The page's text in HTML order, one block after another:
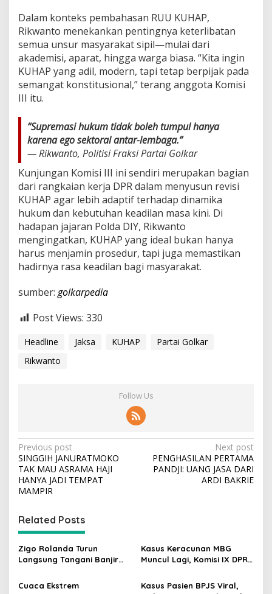
Dalam konteks pembahasan RUU KUHAP,
Rikwanto menekankan pentingnya keterlibatan
semua unsur masyarakat sipil—mulai dari
akademisi, aparat, hingga warga biasa. “Kita ingin
KUHAP yang adil, modern, tapi tetap berpijak pada
semangat konstitusional,” terang anggota Komisi
III itu.
“Supremasi hukum tidak boleh tumpul hanya
karena ego sektoral antar-lembaga.”
— Rikwanto, Politisi Fraksi Partai Golkar
Kunjungan Komisi III ini sendiri merupakan bagian
dari rangkaian kerja DPR dalam menyusun revisi
KUHAP agar lebih adaptif terhadap dinamika
hukum dan kebutuhan keadilan masa kini. Di
hadapan jajaran Polda DIY, Rikwanto
mengingatkan, KUHAP yang ideal bukan hanya
harus menjamin prosedur, tapi juga memastikan
hadirnya rasa keadilan bagi masyarakat.
sumber: golkarpedia
Post Views: 330
Headline Jaksa KUHAP
Partai Golkar
Rikwanto
Follow Us
P
o
s
t
n
a
v
i
g
Previous post
SINGGIH JANURATMOKO
TAK MAU ASRAMA HAJI
HANYA JADI TEMPAT
MAMPIR
Next post
PENGHASILAN PERTAMA
PANDJI: UANG JASA DARI
ARDI BAKRIE
Related Posts
Zigo Rolanda Turun
Langsung Tangani Banjir
Kasus Keracunan MBG
Muncul Lagi, Komisi IX DPR
Jalur Hukum
Cuaca Ekstrem
Kasus Pasien BPJS Viral,